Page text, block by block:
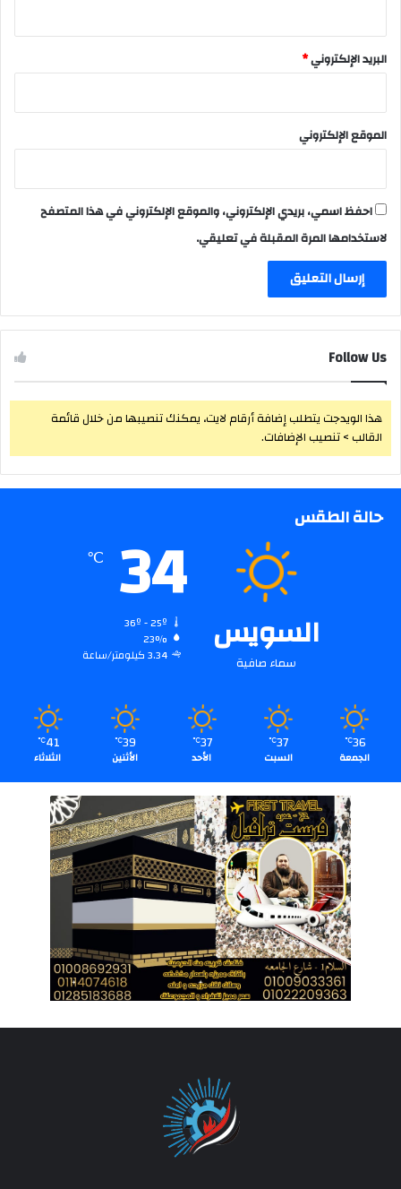
البريد الإلكتروني*
الموقع الإلكتروني
احفظ اسمي، بريدي الإلكتروني، والموقع الإلكتروني في هذا المتصفح
لاستخدامها المرة المقبلة في تعليقي.
Follow Us
هذا الويدجت يتطلب إضافة أرقام لايت، يمكنك تنصيبها من خلال قائمة
القالب > تنصيب الإضافات.
حالة الطقس
السويس
سماء صافية
34
℃
23%
3.34 كيلومتر/ساعة
36
℃
الجمعة
37
℃
السبت
37
℃
الأحد
39
℃
الأثنين
41
℃
الثلاثاء